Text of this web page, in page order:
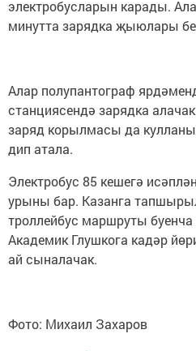
электробусларын карады.
минутта зарядка җыюлары
Алар полупантограф
станциясендә зарядка
заряд корылмасы да
дип атала.
Электробус 85 кешегә
урыны бар. Казанга
троллейбус маршруты
Академик Глушкога кадәр
ай сыналачак.
Фото: Михаил Захаров